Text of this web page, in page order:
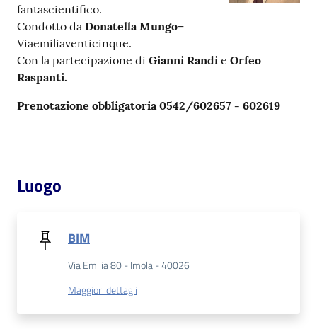
Archivio
storico
Decentrate
Patto
fantascientifico.
Condotto da Donatella Mungo–
Viaemiliaventicinque.
Con la partecipazione di Gianni Randi e Orfeo
Raspanti.
Prenotazione obbligatoria 0542/602657 - 602619
Luogo
BIM
Via Emilia 80 - Imola - 40026
Maggiori dettagli